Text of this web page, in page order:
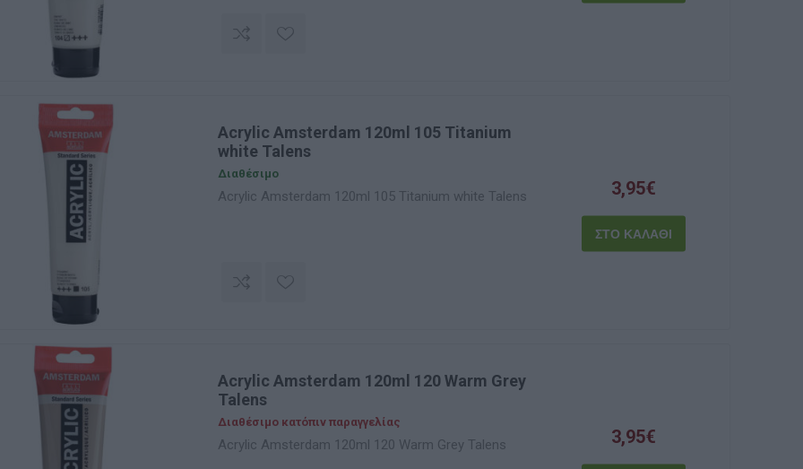
Acrylic Amsterdam 120ml 105 Titanium
white Talens
Διαθέσιμο
Acrylic Amsterdam 120ml 105 Titanium white Talens 3,95€
Acrylic Amsterdam 120ml 120 Warm Grey
Talens
Διαθέσιμο κατόπιν παραγγελίας
Acrylic Amsterdam 120ml 120 Warm Grey Talens 3,95€